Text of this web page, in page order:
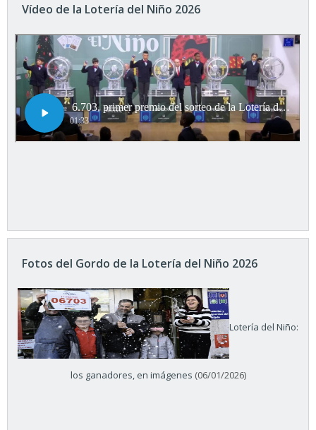
Vídeo de la Lotería del Niño 2026
Fotos del Gordo de la Lotería del Niño 2026
Lotería del Niño:
los ganadores, en imágenes (06/01/2026)